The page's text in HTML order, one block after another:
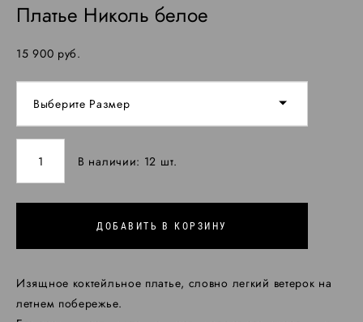
Платье Николь белое
15 900 pуб.
Выберите Размер
В наличии: 12 шт.
ДОБАВИТЬ В КОРЗИНУ
Изящное коктейльное платье, словно легкий ветерок на
летнем побережье.